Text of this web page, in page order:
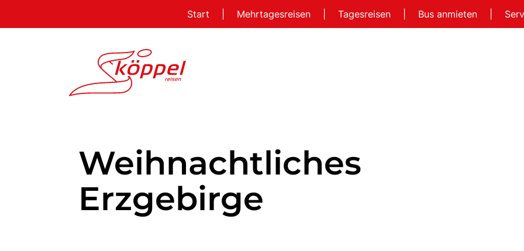
Start Mehrtagesreisen Tagesreisen Bus anmieten
Weihnachtliches
Erzgebirge